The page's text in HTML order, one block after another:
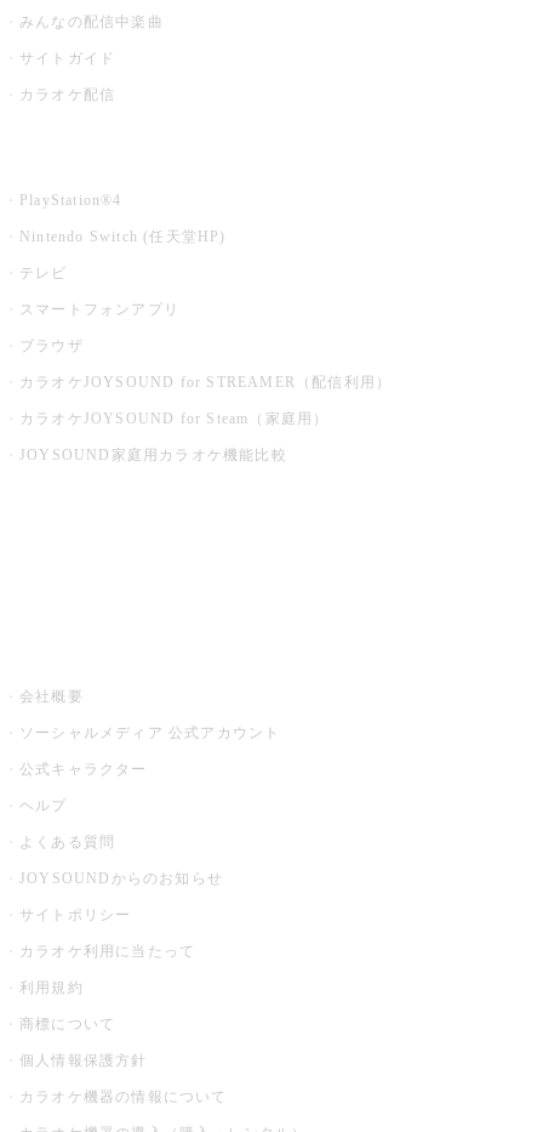
みんなの配信中楽曲
サイトガイド
カラオケ配信
PlayStation®4
Nintendo Switch (任天堂HP)
テレビ
スマートフォンアプリ
ブラウザ
カラオケJOYSOUND for STREAMER（配信利用）
カラオケJOYSOUND for Steam（家庭用）
JOYSOUND家庭用カラオケ機能比較
会社概要
ソーシャルメディア 公式アカウント
公式キャラクター
ヘルプ
よくある質問
JOYSOUNDからのお知らせ
サイトポリシー
カラオケ利用に当たって
利用規約
商標について
個人情報保護方針
カラオケ機器の情報について